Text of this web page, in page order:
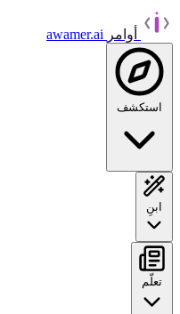
أوامر awamer.ai
استكشف
ابنِ
تعلّم